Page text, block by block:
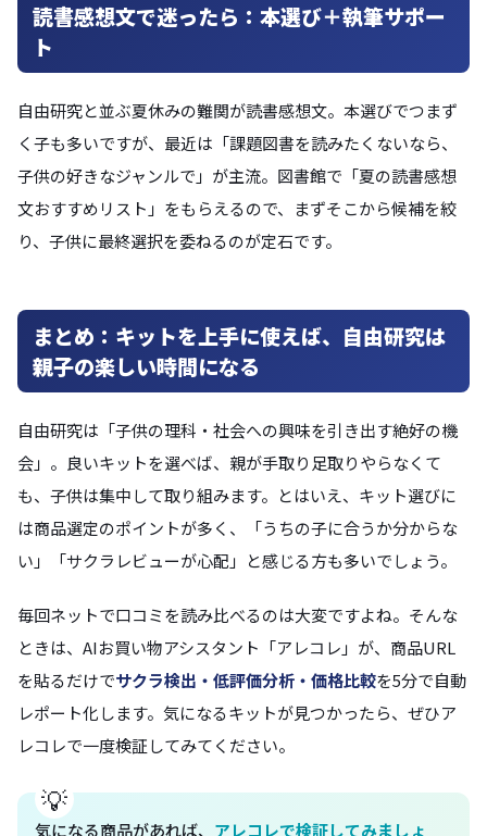
読書感想文で迷ったら：本選び＋執筆サポー
ト
自由研究と並ぶ夏休みの難関が読書感想文。本選びでつまず
く子も多いですが、最近は「課題図書を読みたくないなら、
子供の好きなジャンルで」が主流。図書館で「夏の読書感想
文おすすめリスト」をもらえるので、まずそこから候補を絞
り、子供に最終選択を委ねるのが定石です。
まとめ：キットを上手に使えば、自由研究は
親子の楽しい時間になる
自由研究は「子供の理科・社会への興味を引き出す絶好の機
会」。良いキットを選べば、親が手取り足取りやらなくて
も、子供は集中して取り組みます。とはいえ、キット選びに
は商品選定のポイントが多く、「うちの子に合うか分からな
い」「サクラレビューが心配」と感じる方も多いでしょう。
毎回ネットで口コミを読み比べるのは大変ですよね。そんな
ときは、AIお買い物アシスタント「アレコレ」が、商品URL
を貼るだけでサクラ検出・低評価分析・価格比較を5分で自動
レポート化します。気になるキットが見つかったら、ぜひア
レコレで一度検証してみてください。
気になる商品があれば、 アレコレで検証してみましょ